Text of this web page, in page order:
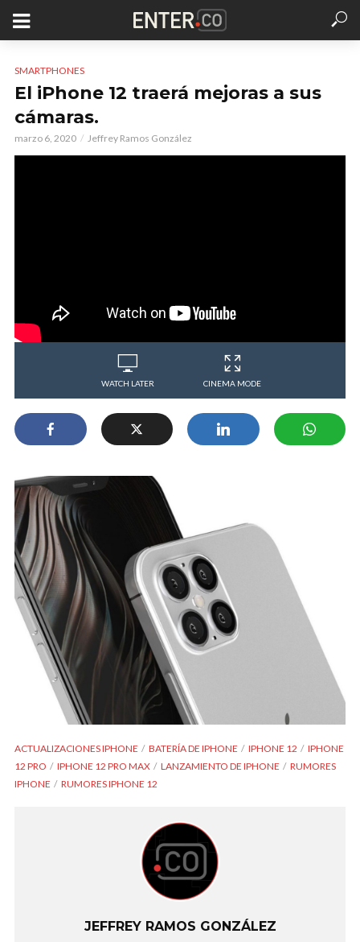
SMARTPHONES
El iPhone 12 traerá mejoras a sus
cámaras.
marzo 6, 2020 Jeffrey Ramos González
WATCH LATER CINEMA MODE
ACTUALIZACIONES IPHONE BATERÍA DE IPHONE IPHONE 12
IPHONE
12 PRO
IPHONE 12 PRO MAX LANZAMIENTO DE IPHONE
RUMORES
IPHONE
RUMORES IPHONE 12
JEFFREY RAMOS GONZÁLEZ